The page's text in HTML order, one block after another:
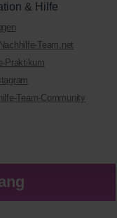
& Hilfe
Team.net
Praktikum
Team-Community